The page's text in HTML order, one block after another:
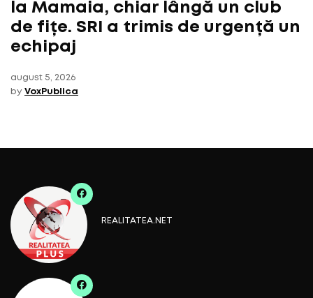
la Mamaia, chiar lângă un club
de fițe. SRI a trimis de urgență un
echipaj
august 5, 2026
by VoxPublica
REALITATEA.NET